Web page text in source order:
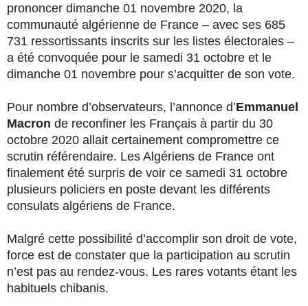
prononcer dimanche 01 novembre 2020, la
communauté algérienne de France – avec ses 685
731 ressortissants inscrits sur les listes électorales –
a été convoquée pour le samedi 31 octobre et le
dimanche 01 novembre pour s’acquitter de son vote.
Pour nombre d’observateurs, l’annonce d’Emmanuel
Macron de reconfiner les Français à partir du 30
octobre 2020 allait certainement compromettre ce
scrutin référendaire. Les Algériens de France ont
finalement été surpris de voir ce samedi 31 octobre
plusieurs policiers en poste devant les différents
consulats algériens de France.
Malgré cette possibilité d’accomplir son droit de vote,
force est de constater que la participation au scrutin
n’est pas au rendez-vous. Les rares votants étant les
habituels chibanis.